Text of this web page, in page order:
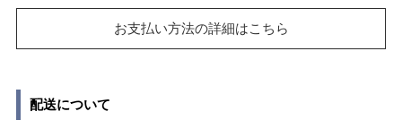
お支払い方法の詳細はこちら
配送について